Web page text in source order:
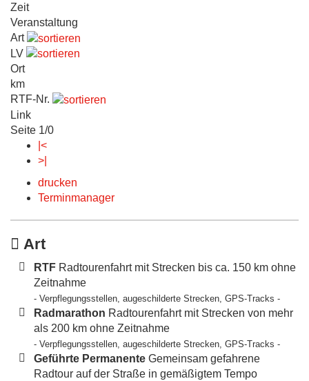
Zeit
Veranstaltung
Art
LV
Ort
km
RTF-Nr.
Link
Seite 1/0
|<
>|
drucken
Terminmanager
Art
RTF Radtourenfahrt mit Strecken bis ca. 150 km ohne
Zeitnahme
- Verpflegungsstellen, augeschilderte Strecken, GPS-Tracks -
Radmarathon Radtourenfahrt mit Strecken von mehr
als 200 km ohne Zeitnahme
- Verpflegungsstellen, augeschilderte Strecken, GPS-Tracks -
Geführte Permanente Gemeinsam gefahrene
Radtour auf der Straße in gemäßigtem Tempo